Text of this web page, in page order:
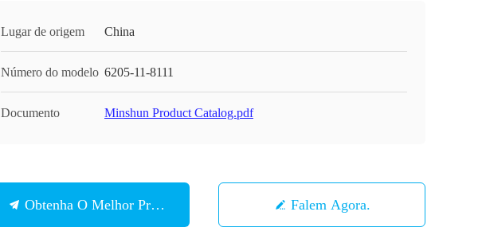
Lugar de origem China
Número do modelo 6205-11-8111
Documento Minshun Product Catalog.pdf
Obtenha O Melhor Preço Falem Agora.